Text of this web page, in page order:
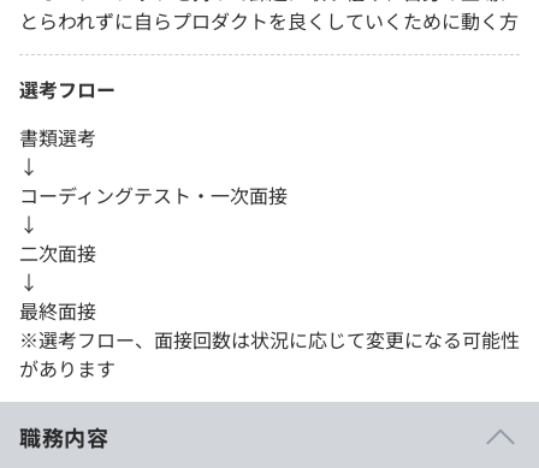
とらわれずに自らプロダクトを良くしていくために動く方
選考フロー
書類選考
↓
コーディングテスト・一次面接
↓
二次面接
↓
最終面接
※選考フロー、面接回数は状況に応じて変更になる可能性
があります
職務内容